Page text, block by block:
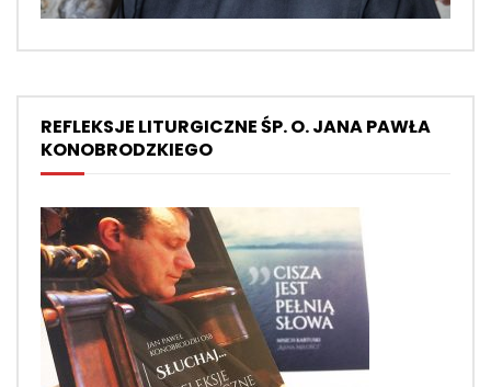
REFLEKSJE LITURGICZNE ŚP. O. JANA PAWŁA
KONOBRODZKIEGO